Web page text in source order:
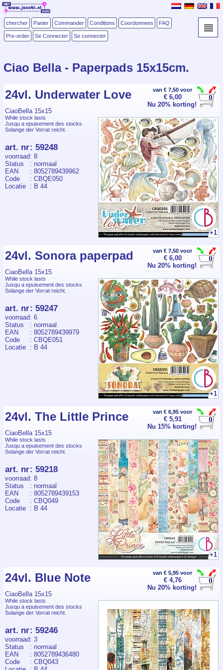
chercher Panier Commander Conditions Coordonnees FAQ
Pre-order Se Connecter Se connecter
Ciao Bella - Paperpads 15x15cm.
van € 7,50 voor
€ 6,00
Nu 20% korting!
24vl. Underwater Love
CiaoBella 15x15
+1
While stock lasts
Jusqu a epuisement des stocks
Solange der Vorrat reicht.
art. nr: 59248
voorraad: 8
Status
: normaal
EAN
: 8052789439962
Code
: CBQE050
Locatie : B 44
van € 7,50 voor
€ 6,00
Nu 20% korting!
24vl. Sonora paperpad
CiaoBella 15x15
+1
While stock lasts
Jusqu a epuisement des stocks
Solange der Vorrat reicht.
art. nr: 59247
voorraad: 6
Status
: normaal
EAN
: 8052789439979
Code
: CBQE051
Locatie : B 44
van € 6,95 voor
€ 5,91
Nu 15% korting!
24vl. The Little Prince
CiaoBella 15x15
+1
While stock lasts
Jusqu a epuisement des stocks
Solange der Vorrat reicht.
art. nr: 59218
voorraad: 8
Status
: normaal
EAN
: 8052789439153
Code
: CBQ049
Locatie : B 44
van € 5,95 voor
€ 4,76
Nu 20% korting!
24vl. Blue Note
CiaoBella 15x15
While stock lasts
Jusqu a epuisement des stocks
Solange der Vorrat reicht.
art. nr: 59246
voorraad: 3
Status
: normaal
EAN
: 8052789436480
Code
: CBQ043